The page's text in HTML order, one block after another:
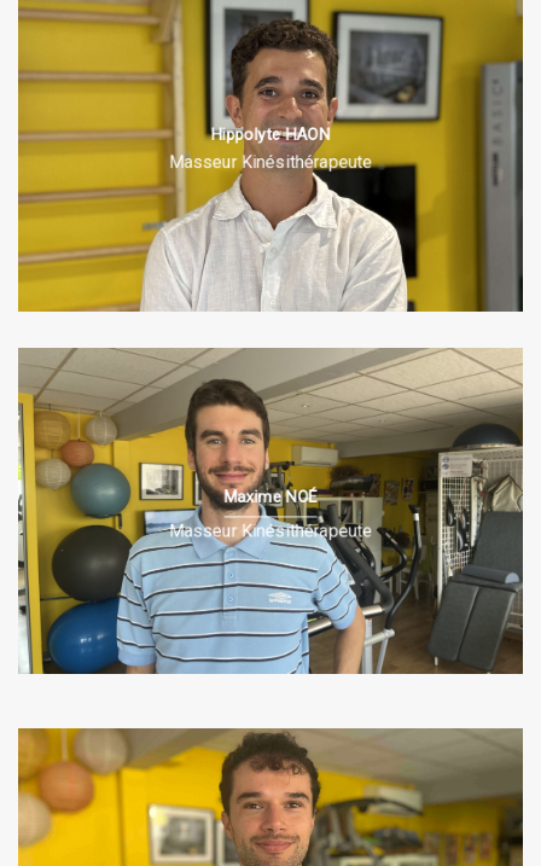
Hippolyte HAON
Masseur Kinésithérapeute
PRÉSENTATION
Maxime NOÉ
Masseur Kinésithérapeute
PRÉSENTATION